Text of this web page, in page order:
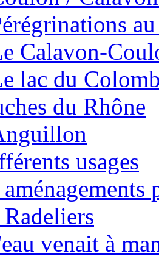
Calavon-
lac du
du Rhône
usages
venait à